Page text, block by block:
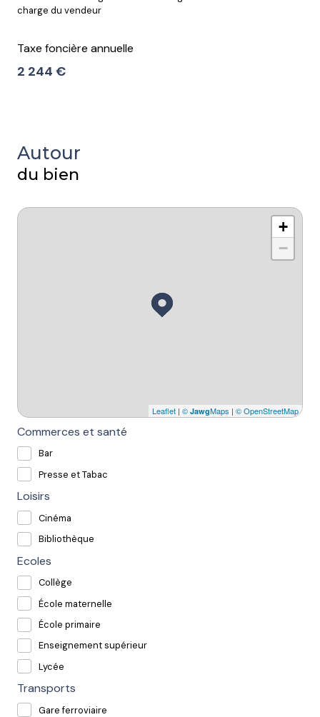
charge du vendeur
Taxe foncière annuelle
2 244 €
Autour
du bien
+
−
Leaflet | © JawgMaps | © OpenStreetMap
Commerces et santé
Bar
Presse et Tabac
Loisirs
Cinéma
Bibliothèque
Ecoles
Collège
École maternelle
École primaire
Enseignement supérieur
Lycée
Transports
Gare ferroviaire